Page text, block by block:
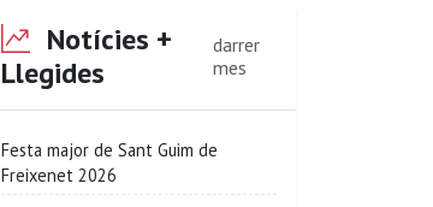
Notícies +
Llegides
darrer
mes
Festa major de Sant Guim de
Freixenet 2026